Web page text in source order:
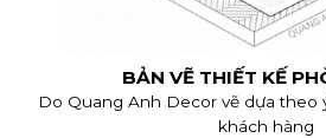
BẢN VẼ THIẾT KẾ
Do Quang Anh Decor vẽ dựa theo
khách hàng